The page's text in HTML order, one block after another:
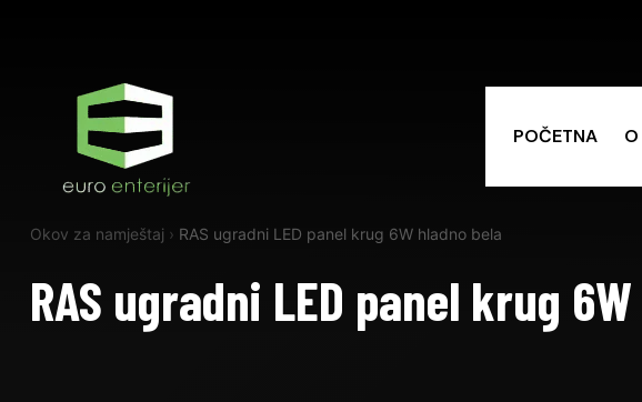
POČETNA
Okov za namještaj › RAS ugradni LED panel krug 6W hladno bela
RAS ugradni LED panel krug